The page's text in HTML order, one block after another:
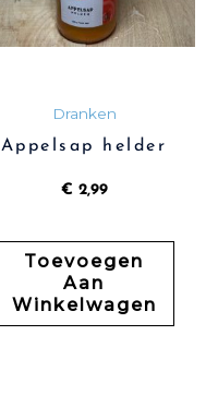
Dranken
Appelsap helder
€ 2,99
Toevoegen
Aan
Winkelwagen